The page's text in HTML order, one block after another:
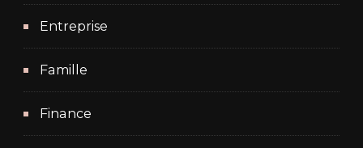
Entreprise
Famille
Finance